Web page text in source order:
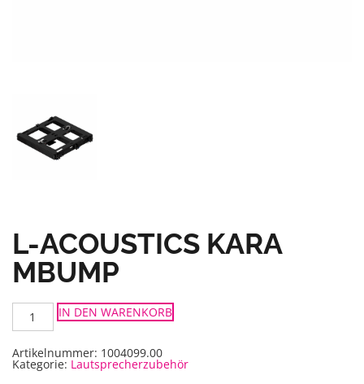
L-ACOUSTICS KARA
MBUMP
L-
Acoustics
KARA
Menge
IN DEN WARENKORB
Artikelnummer: 1004099.00
Kategorie: Lautsprecherzubehör